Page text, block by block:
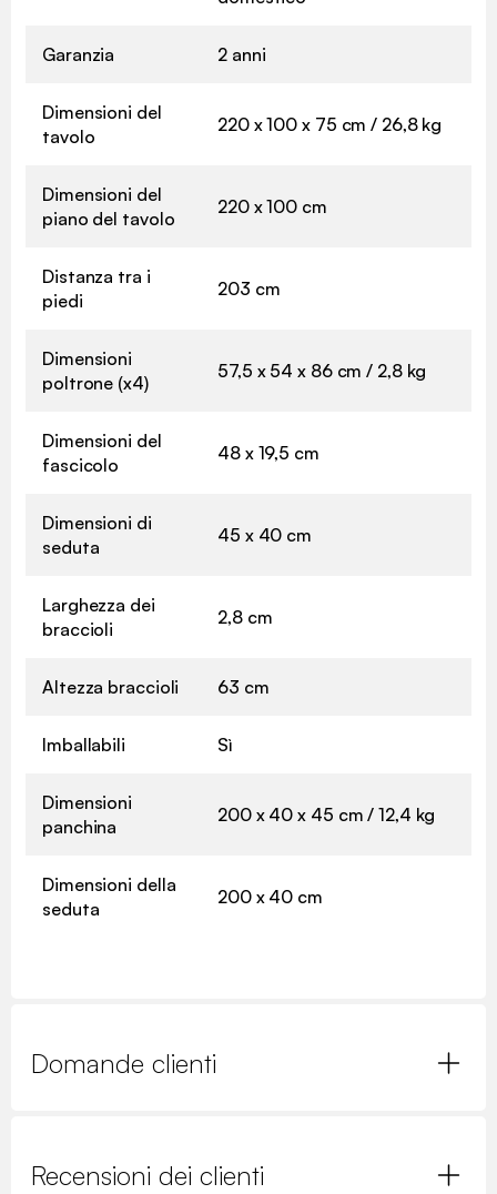
Garanzia 2 anni
Dimensioni del
tavolo
220 x 100 x 75 cm / 26,8 kg
Dimensioni del
piano del tavolo
220 x 100 cm
Distanza tra i
piedi
203 cm
Dimensioni
poltrone (x4)
57,5 x 54 x 86 cm / 2,8 kg
Dimensioni del
fascicolo
48 x 19,5 cm
Dimensioni di
seduta
45 x 40 cm
Larghezza dei
braccioli
2,8 cm
Altezza braccioli 63 cm
Imballabili Sì
Dimensioni
panchina
200 x 40 x 45 cm / 12,4 kg
Dimensioni della
seduta
200 x 40 cm
Domande clienti
Recensioni dei clienti